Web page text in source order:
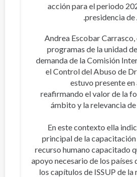
acción para el periodo
presidencia
Andrea Escobar
programas de la unidad
demanda de la Comisión
el Control del Abuso de
estuvo presente
reafirmando el valor de la
ámbito y la relevancia
En este contexto ella
principal de la
recurso humano capacitado
apoyo necesario de los países
los capítulos de ISSUP de la